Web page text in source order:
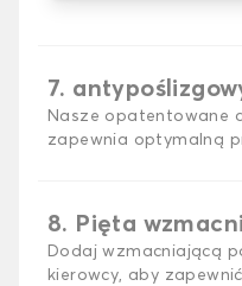
7.
Nasze opatentowane
zapewnia optymalną
8. Pięta
Dodaj wzmacniającą
kierowcy, aby